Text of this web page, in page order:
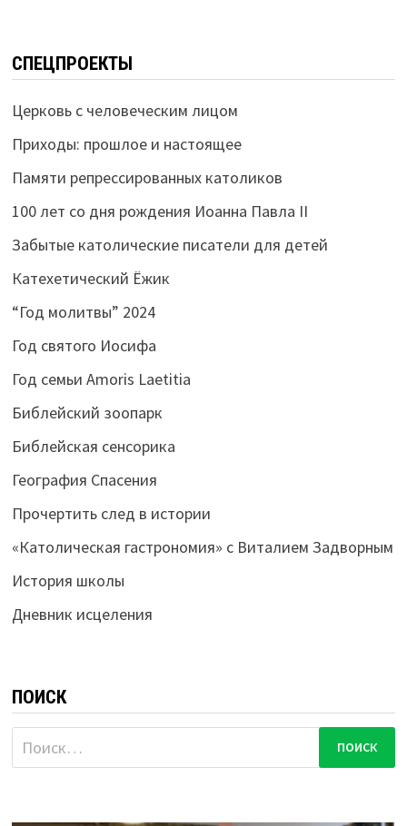
СПЕЦПРОЕКТЫ
Церковь с человеческим лицом
Приходы: прошлое и настоящее
Памяти репрессированных католиков
100 лет со дня рождения Иоанна Павла II
Забытые католические писатели для детей
Катехетический Ёжик
“Год молитвы” 2024
Год святого Иосифа
Год семьи Amoris Laetitia
Библейский зоопарк
Библейская сенсорика
География Спасения
Прочертить след в истории
«Католическая гастрономия» с Виталием Задворным
История школы
Дневник исцеления
ПОИСК
Найти: